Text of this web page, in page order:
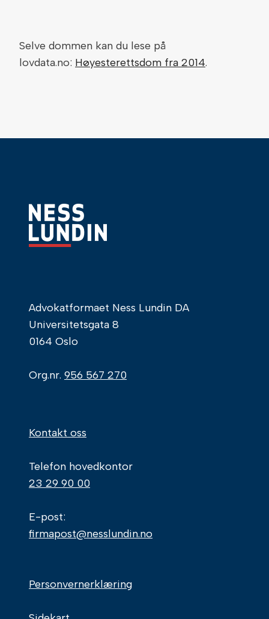
Selve dommen kan du lese på
lovdata.no: Høyesterettsdom fra 2014.
Advokatformaet Ness Lundin DA
Universitetsgata 8
0164 Oslo
Org.nr. 956 567 270
Kontakt oss
Telefon hovedkontor
23 29 90 00
E-post:
firmapost@nesslundin.no
Personvernerklæring